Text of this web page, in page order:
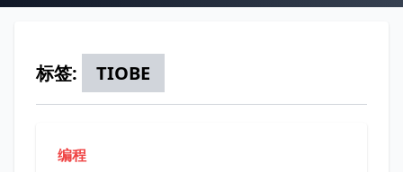
标签: TIOBE
编程